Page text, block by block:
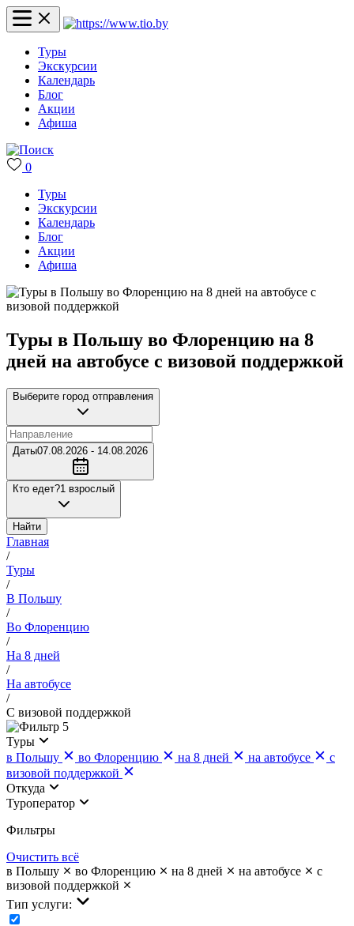
Туры
Экскурсии
Календарь
Блог
Акции
Афиша
0
Туры
Экскурсии
Календарь
Блог
Акции
Афиша
Туры в Польшу во Флоренцию на 8
дней на автобусе с визовой поддержкой
Выберите город отправления
Даты07.08.2026 - 14.08.2026
Кто едет?1 взрослый
Найти
Главная
/
Туры
/
В Польшу
/
Во Флоренцию
/
На 8 дней
/
На автобусе
/
С визовой поддержкой
5
Туры
в Польшу
во Флоренцию на 8 дней на автобусе
с
визовой поддержкой
Откуда
Туроператор
Фильтры
Очистить всё
в Польшу
во Флоренцию на 8 дней на автобусе
с
визовой поддержкой
Тип услуги: